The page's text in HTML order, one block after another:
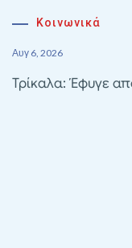
Κοινωνικά
Αυγ 6, 2026
Τρίκαλα: Έφυγε